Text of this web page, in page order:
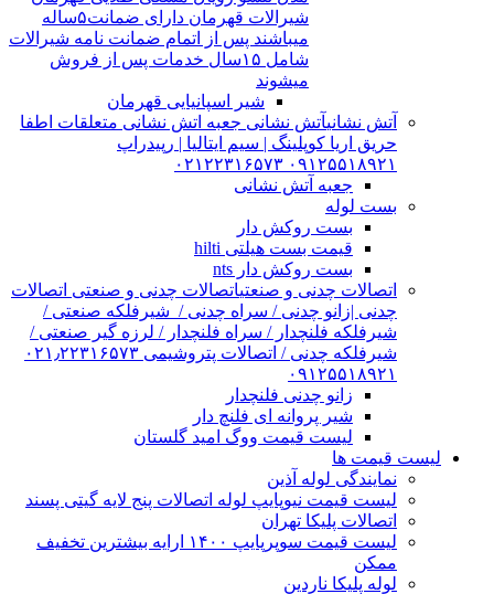
شیرالات قهرمان دارای ضمانت۵ساله
میباشند پس از اتمام ضمانت نامه شیرالات
شامل ۱۵سال خدمات پس از فروش
میشوند
شیر اسپانیایی قهرمان
آتش نشانیآتش نشانی جعبه اتش نشانی متعلقات اطفا
حریق اریا کوپلینگ | سیم ایتالیا | رپیدراپ
۰۹۱۲۵۵۱۸۹۲۱ ۰۲۱۲۲۳۱۶۵۷۳
جعبه آتش نشانی
بست لوله
بست روکش دار
قیمت بست هیلتی hilti
بست روکش دار nts
اتصالات چدنی و صنعتیاتصالات چدنی و صنعتی اتصالات
چدنی |زانو چدنی / سراه چدنی / شیرفلکه صنعتی /
شیرفلکه فلنچدار / سراه فلنچدار / لرزه گیر صنعتی /
شیرفلکه چدنی / اتصالات پتروشیمی ۰۲۱٫۲۲۳۱۶۵۷۳
۰۹۱۲۵۵۱۸۹۲۱
زانو چدنی فلنچدار
شیر پروانه ای فلنچ دار
لیست قیمت ووگ امید گلستان
لیست قیمت ها
نمایندگی لوله آذین
لیست قیمت نیوپایپ لوله اتصالات پنج لایه گیتی پسند
اتصالات پلیکا تهران
لیست قیمت سوپرپایپ ۱۴۰۰ ارایه بیشترین تخفیف
ممکن
لوله پلیکا ناردین